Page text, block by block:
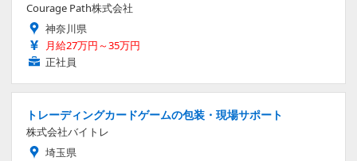
Courage Path株式会社
神奈川県
月給27万円～35万円
正社員
トレーディングカードゲームの包装・現場サポート
株式会社バイトレ
埼玉県